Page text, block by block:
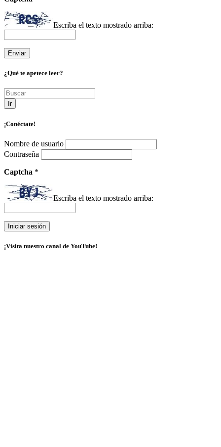
Escriba el texto mostrado arriba:
¿Qué te apetece leer?
Ir
¡Conéctate!
Nombre de usuario
Contraseña
Captcha *
Escriba el texto mostrado arriba:
¡Visita nuestro canal de YouTube!